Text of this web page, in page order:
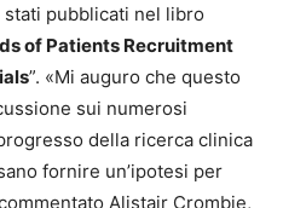
stati pubblicati nel libro
of Patients Recruitment
”. «Mi auguro che questo
sui numerosi
della ricerca clinica
fornire un’ipotesi per
Alistair Crombie,